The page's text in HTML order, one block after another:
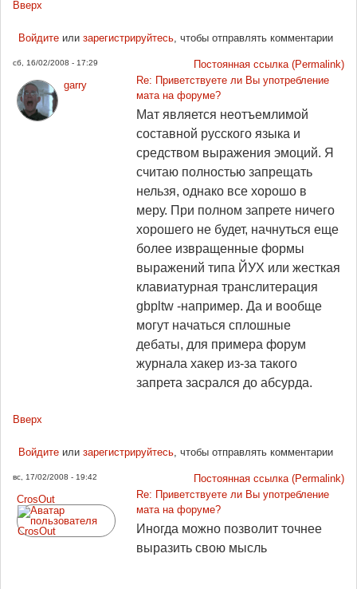
Вверх
Войдитеили зарегистрируйтесь, чтобы отправлять комментарии
сб, 16/02/2008 - 17:29
Постоянная ссылка (Permalink)
garry
Re: Приветствуете ли Вы употребление
мата на форуме?
Мат является неотъемлимой
составной русского языка и
средством выражения эмоций. Я
считаю полностью запрещать
нельзя, однако все хорошо в
меру. При полном запрете ничего
хорошего не будет, начнуться еще
более извращенные формы
выражений типа ЙУХ или жесткая
клавиатурная транслитерация
gbpltw -например. Да и вообще
могут начаться сплошные
дебаты, для примера форум
журнала хакер из-за такого
запрета засрался до абсурда.
Вверх
Войдитеили зарегистрируйтесь, чтобы отправлять комментарии
вс, 17/02/2008 - 19:42
Постоянная ссылка (Permalink)
CrosOut
Re: Приветствуете ли Вы употребление
мата на форуме?
Иногда можно позволит точнее
выразить свою мысль